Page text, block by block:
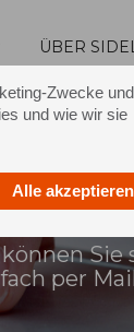
Zwecke
und wie wir sie
Alle akzeptieren
ÜBER SIDEL
Sie
per